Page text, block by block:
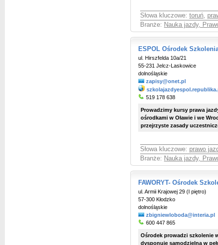
Słowa kluczowe: toruń,
Branże: Nauka jazdy,
ESPOL Ośrodek
ul. Hirszfelda 10a/21
55-231 Jelcz-Laskowice
dolnośląskie
zapisy@onet.pl
519 178 638
Prowadzimy kursy prawa
ośrodkami w Oławie i we
przejrzyste zasady
Słowa kluczowe: prawo
Branże: Nauka jazdy,
FAWORYT- Ośrodek
ul. Armii Krajowej 29 (I piętro)
57-300 Kłodzko
dolnośląskie
zbigniewloboda@interia.pl
600 447 865
Ośrodek prowadzi szkolenie
dysponuje samodzielną w